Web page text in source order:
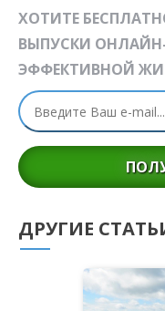
ХОТИТЕ
ВЫПУСКИ
ЭФФЕКТИВНОЙ
ДРУГИЕ